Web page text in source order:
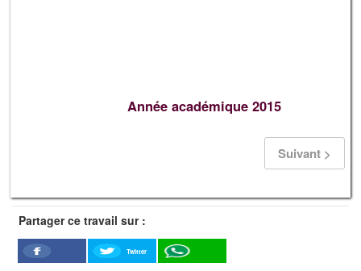
Année académique 2015
Suivant >
Partager ce travail sur :
Facebook
Twitter